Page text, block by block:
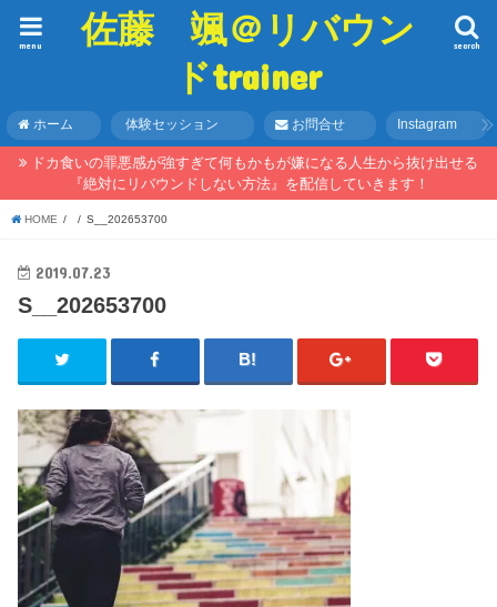
佐藤 颯＠リバウン
ドtrainer
search
menu
ホーム 体験セッション お問合せ Instagram
ドカ食いの罪悪感が強すぎて何もかもが嫌になる人生から抜け出せる
『絶対にリバウンドしない方法』を配信していきます！
HOME S__202653700
2019.07.23
S__202653700